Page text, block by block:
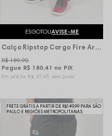
ESGOTOUAVISE-ME
Calça Ripstop Cargo Fire Around The World - Preta
Pague R$ 180,41 no PIX
R$ 189,90
6x R$ 31,65 sem juros
FRETE GRÁTIS A PARTIR DE R$149,99 PARA SÃO
PAULO E REGIÕES METROPOLITANAS